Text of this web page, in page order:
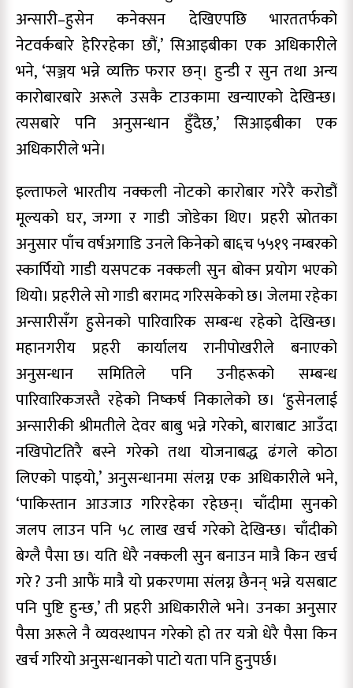
अन्सारी–हुसेन कनेक्सन देखिएपछि भारततर्फको
नेटवर्कबारे हेरिरहेका छौं,’ सिआइबीका एक अधिकारीले
भने, ‘सञ्जय भन्ने व्यक्ति फरार छन्। हुन्डी र सुन तथा अन्य
कारोबारबारे अरूले उसकै टाउकामा खन्याएको देखिन्छ।
त्यसबारे पनि अनुसन्धान हुँदैछ,’ सिआइबीका एक
अधिकारीले भने।
इल्ताफले भारतीय नक्कली नोटको कारोबार गरेरै करोडौं
मूल्यको घर, जग्गा र गाडी जोडेका थिए। प्रहरी स्रोतका
अनुसार पाँच वर्षअगाडि उनले किनेको बा६च ५५१९ नम्बरको
स्कार्पियो गाडी यसपटक नक्कली सुन बोक्न प्रयोग भएको
थियो। प्रहरीले सो गाडी बरामद गरिसकेको छ। जेलमा रहेका
अन्सारीसँग हुसेनको पारिवारिक सम्बन्ध रहेको देखिन्छ।
महानगरीय प्रहरी कार्यालय रानीपोखरीले बनाएको
अनुसन्धान समितिले पनि उनीहरूको सम्बन्ध
पारिवारिकजस्तै रहेको निष्कर्ष निकालेको छ। ‘हुसेनलाई
अन्सारीकी श्रीमतीले देवर बाबु भन्ने गरेको, बाराबाट आउँदा
नखिपोटतिरै बस्ने गरेको तथा योजनाबद्ध ढंगले कोठा
लिएको पाइयो,’ अनुसन्धानमा संलग्न एक अधिकारीले भने,
‘पाकिस्तान आउजाउ गरिरहेका रहेछन्। चाँदीमा सुनको
जलप लाउन पनि ५८ लाख खर्च गरेको देखिन्छ। चाँदीको
बेग्लै पैसा छ। यति धेरै नक्कली सुन बनाउन मात्रै किन खर्च
गरे ? उनी आफैं मात्रै यो प्रकरणमा संलग्न छैनन् भन्ने यसबाट
पनि पुष्टि हुन्छ,’ ती प्रहरी अधिकारीले भने। उनका अनुसार
पैसा अरूले नै व्यवस्थापन गरेको हो तर यत्रो धेरै पैसा किन
खर्च गरियो अनुसन्धानको पाटो यता पनि हुनुपर्छ।